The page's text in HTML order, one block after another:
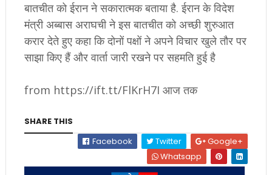
बातचीत को ईरान ने सकारात्मक बताया है. ईरान के विदेश
मंत्री अब्बास अराघची ने इस बातचीत को अच्छी शुरुआत
करार देते हुए कहा कि दोनों पक्षों ने अपने विचार खुले तौर पर
साझा किए हैं और वार्ता जारी रखने पर सहमति हुई है
from https://ift.tt/FlKrH7I आज तक
SHARE THIS
Facebook
Twitter
Google+
Whatsapp